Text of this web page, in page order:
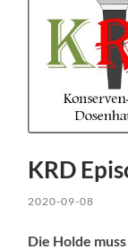
KRD
2020-09-08
Die Holde